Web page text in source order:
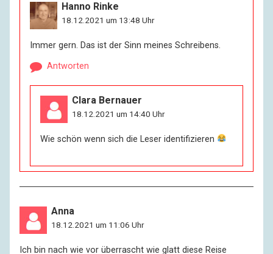
Hanno Rinke
18.12.2021 um 13:48 Uhr
Immer gern. Das ist der Sinn meines Schreibens.
Antworten
Clara Bernauer
18.12.2021 um 14:40 Uhr
Wie schön wenn sich die Leser identifizieren
Anna
18.12.2021 um 11:06 Uhr
Ich bin nach wie vor überrascht wie glatt diese Reise